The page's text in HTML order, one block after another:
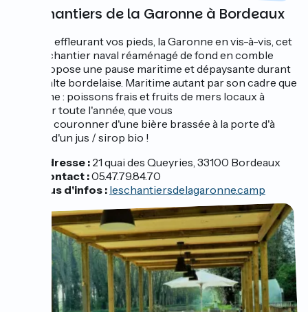
Les Chantiers de la Garonne à Bordeaux
Le sable effleurant vos pieds, la Garonne en vis-à-vis, cet
ancien chantier naval réaménagé de fond en comble
vous propose une pause maritime et dépaysante durant
votre halte bordelaise. Maritime autant par son cadre que
sa cuisine : poissons frais et fruits de mers locaux à
déguster toute l'année, que vous
pourrez couronner d'une bière brassée à la porte d'à
côté ou d'un jus / sirop bio !
Adresse : 21 quai des Queyries, 33100 Bordeaux
Contact :05.47.79.84.70
Plus d'infos : leschantiersdelagaronne.camp